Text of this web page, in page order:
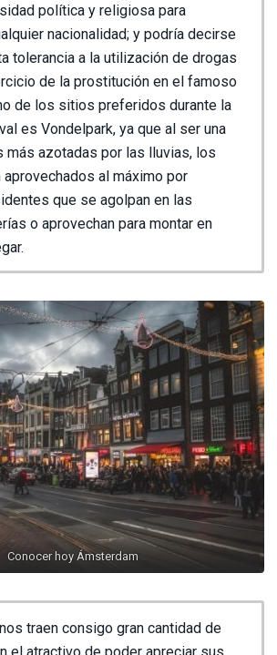
política y religiosa para
nacionalidad; y podría decirse
tolerancia a la utilización de drogas
de la prostitución en el famoso
de los sitios preferidos durante la
es Vondelpark, ya que al ser una
más azotadas por las lluvias, los
al máximo por
que se agolpan en las
o aprovechan para montar en
Conocer hoy Ámsterdam
traen consigo gran cantidad de